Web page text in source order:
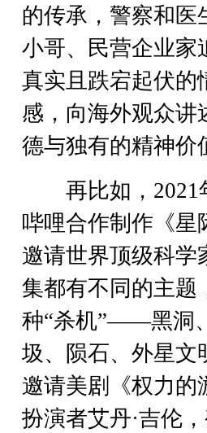
的传承，警察和医
小哥、民营企业家
真实且跌宕起伏的
感，向海外观众讲
德与独有的精神价
再比如，2021
哔哩合作制作《星
邀请世界顶级科学
集都有不同的主题
种“杀机”——黑洞
圾、陨石、外星文
邀请美剧《权力的
扮演者艾丹·吉伦